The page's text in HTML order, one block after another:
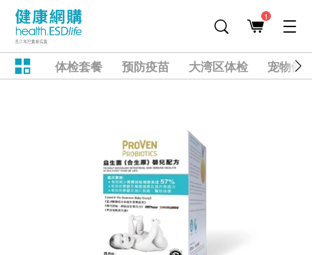
1
体检套餐 预防疫苗 大湾区体检 宠物健